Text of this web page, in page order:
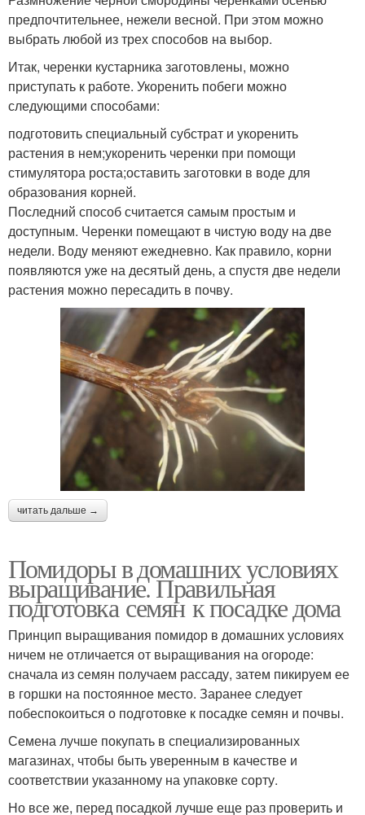
предпочтительнее, нежели весной. При этом можно
выбрать любой из трех способов на выбор.
Итак, черенки кустарника заготовлены, можно
приступать к работе. Укоренить побеги можно
следующими способами:
подготовить специальный субстрат и укоренить
растения в нем;укоренить черенки при помощи
стимулятора роста;оставить заготовки в воде для
образования корней.
Последний способ считается самым простым и
доступным. Черенки помещают в чистую воду на две
недели. Воду меняют ежедневно. Как правило, корни
появляются уже на десятый день, а спустя две недели
растения можно пересадить в почву.
читать дальше →
Помидоры в домашних условиях
выращивание. Правильная
подготовка семян к посадке дома
Принцип выращивания помидор в домашних условиях
ничем не отличается от выращивания на огороде:
сначала из семян получаем рассаду, затем пикируем ее
в горшки на постоянное место. Заранее следует
побеспокоиться о подготовке к посадке семян и почвы.
Семена лучше покупать в специализированных
магазинах, чтобы быть уверенным в качестве и
соответствии указанному на упаковке сорту.
Но все же, перед посадкой лучше еще раз проверить и